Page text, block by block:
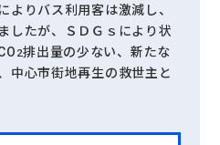
よりバス利用客は激減し、
したが、ＳＤＧｓにより状
2排出量の少ない、新たな
中心市街地再生の救世主と